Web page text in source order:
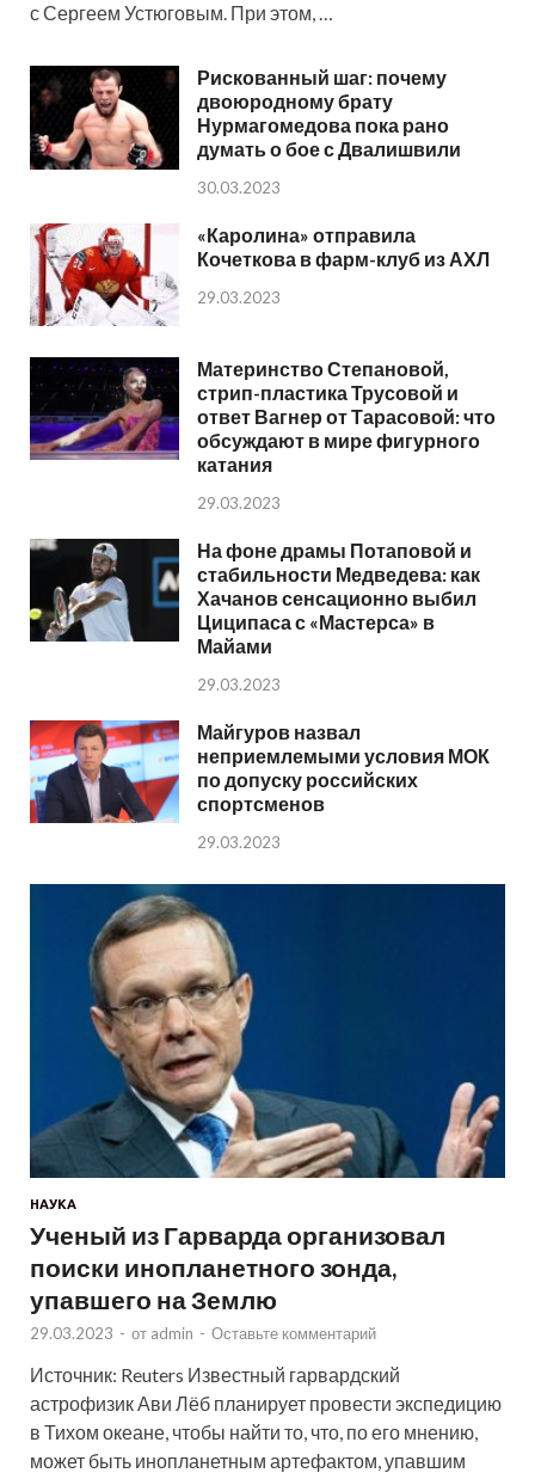
с Сергеем Устюговым. При этом, …
Рискованный шаг: почему
двоюродному брату
Нурмагомедова пока рано
думать о бое с Двалишвили
30.03.2023
«Каролина» отправила
Кочеткова в фарм-клуб из АХЛ
29.03.2023
Материнство Степановой,
стрип-пластика Трусовой и
ответ Вагнер от Тарасовой: что
обсуждают в мире фигурного
катания
29.03.2023
На фоне драмы Потаповой и
стабильности Медведева: как
Хачанов сенсационно выбил
Циципаса с «Мастерса» в
Майами
29.03.2023
Майгуров назвал
неприемлемыми условия МОК
по допуску российских
спортсменов
29.03.2023
НАУКА
Ученый из Гарварда организовал
поиски инопланетного зонда,
упавшего на Землю
29.03.2023 - от admin - Оставьте комментарий
Источник: Reuters Известный гарвардский
астрофизик Ави Лёб планирует провести экспедицию
в Тихом океане, чтобы найти то, что, по его мнению,
может быть инопланетным артефактом, упавшим